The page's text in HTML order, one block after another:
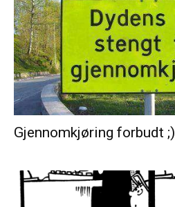
Gjennomkjøring forbudt ;)